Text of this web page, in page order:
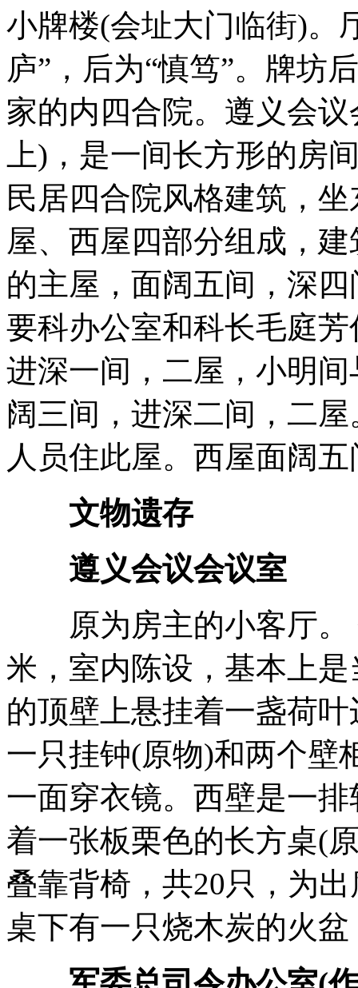
小牌楼(会址大门临街)。
庐”，后为“慎笃”。牌坊
家的内四合院。遵义会
上)，是一间长方形的房
民居四合院风格建筑，
屋、西屋四部分组成，
的主屋，面阔五间，深
要科办公室和科长毛庭
进深一间，二屋，小明
阔三间，进深二间，二
人员住此屋。西屋面阔
文物遗存
遵义会议会议室
原为房主的小客厅。
米，室内陈设，基本上
的顶壁上悬挂着一盏荷
一只挂钟(原物)和两个壁
一面穿衣镜。西壁是一
着一张板栗色的长方桌(
叠靠背椅，共20只，为
桌下有一只烧木炭的火